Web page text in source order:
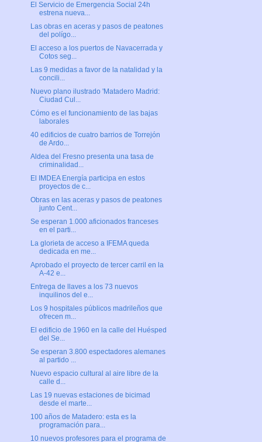
El Servicio de Emergencia Social 24h
estrena nueva...
Las obras en aceras y pasos de peatones
del polígo...
El acceso a los puertos de Navacerrada y
Cotos seg...
Las 9 medidas a favor de la natalidad y la
concili...
Nuevo plano ilustrado 'Matadero Madrid:
Ciudad Cul...
Cómo es el funcionamiento de las bajas
laborales
40 edificios de cuatro barrios de Torrejón
de Ardo...
Aldea del Fresno presenta una tasa de
criminalidad...
El IMDEA Energía participa en estos
proyectos de c...
Obras en las aceras y pasos de peatones
junto Cent...
Se esperan 1.000 aficionados franceses
en el parti...
La glorieta de acceso a IFEMA queda
dedicada en me...
Aprobado el proyecto de tercer carril en la
A-42 e...
Entrega de llaves a los 73 nuevos
inquilinos del e...
Los 9 hospitales públicos madrileños que
ofrecen m...
El edificio de 1960 en la calle del Huésped
del Se...
Se esperan 3.800 espectadores alemanes
al partido ...
Nuevo espacio cultural al aire libre de la
calle d...
Las 19 nuevas estaciones de bicimad
desde el marte...
100 años de Matadero: esta es la
programación para...
10 nuevos profesores para el programa de